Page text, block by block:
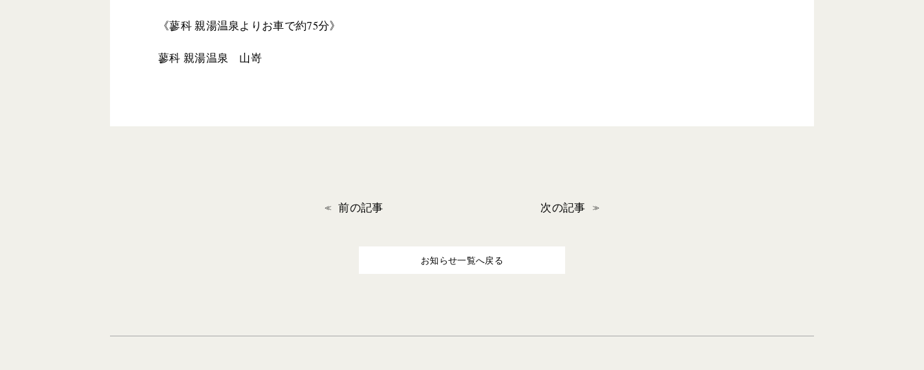
《蓼科 親湯温泉よりお車で約75分》
蓼科 親湯温泉 山嵜
前の記事 次の記事
お知らせ一覧へ戻る